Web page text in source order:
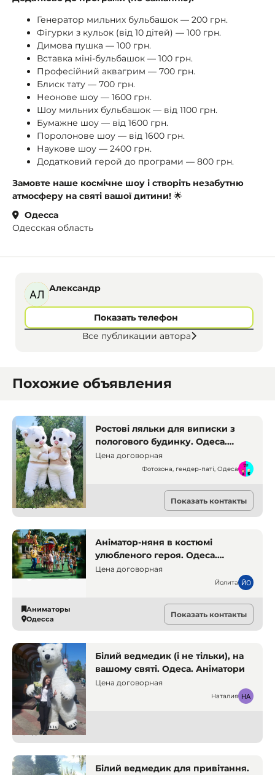
Генератор мильних бульбашок — 200 грн.
Фігурки з кульок (від 10 дітей) — 100 грн.
Димова пушка — 100 грн.
Вставка міні-бульбашок — 100 грн.
Професійний аквагрим — 700 грн.
Блиск тату — 700 грн.
Неонове шоу — 1600 грн.
Шоу мильних бульбашок — від 1100 грн.
Бумажне шоу — від 1600 грн.
Поролонове шоу — від 1600 грн.
Наукове шоу — 2400 грн.
Додатковий герой до програми — 800 грн.
Замовте наше космічне шоу і створіть незабутню
атмосферу на святі вашої дитини! 🌟
Одесса
Одесская область
Александр
Показать телефон
Все публикации автора
Похожие объявления
Ростові ляльки для виписки з
пологового будинку. Одеса.
Аніматори
Цена договорная
Фотозона, гендер-паті, Одеса
Аниматоры
Одесса
Показать контакты
Аніматор-няня в костюмі
улюбленого героя. Одеса.
Аніматор
Цена договорная
Йолита
Аниматоры
Одесса
Показать контакты
Білий ведмедик (і не тільки), на
вашому святі. Одеса. Аніматори
Цена договорная
Наталия
Аниматоры
Одесса
Білий ведмедик для привітання.